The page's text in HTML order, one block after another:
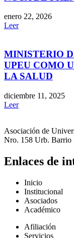
enero 22, 2026
Leer
MINISTERIO
UPEU COMO
LA SALUD
diciembre 11, 2025
Leer
Asociación de
Nro. 158 Urb.
Enlaces de
Inicio
Institucional
Asociados
Académico
Afiliación
Servicios